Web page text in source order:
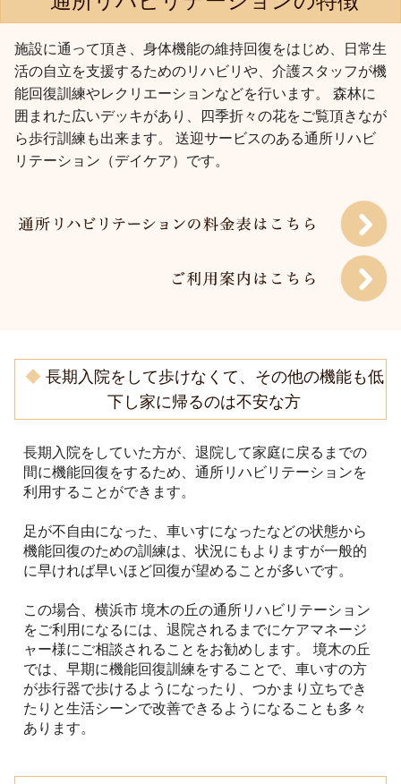
施設に通って頂き、身体機能の維持回復をはじめ、日常生
活の自立を支援するためのリハビリや、介護スタッフが機
能回復訓練やレクリエーションなどを行います。 森林に
囲まれた広いデッキがあり、四季折々の花をご覧頂きなが
ら歩行訓練も出来ます。 送迎サービスのある通所リハビ
リテーション（デイケア）です。
◆ 長期入院をして歩けなくて、その他の機能も低
下し家に帰るのは不安な方
長期入院をしていた方が、退院して家庭に戻るまでの
間に機能回復をするため、通所リハビリテーションを
利用することができます。
足が不自由になった、車いすになったなどの状態から
機能回復のための訓練は、状況にもよりますが一般的
に早ければ早いほど回復が望めることが多いです。
この場合、横浜市 境木の丘の通所リハビリテーション
をご利用になるには、退院されるまでにケアマネージ
ャー様にご相談されることをお勧めします。 境木の丘
では、早期に機能回復訓練をすることで、車いすの方
が歩行器で歩けるようになったり、つかまり立ちでき
たりと生活シーンで改善できるようになることも多々
あります。